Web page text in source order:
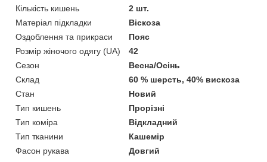
Кількість кишень
2 шт.
Матеріал підкладки
Віскоза
Оздоблення та прикраси
Пояс
Розмір жіночого одягу (UA)
42
Сезон
Весна/Осінь
Склад
60 % шерсть, 40% вискоза
Стан
Новий
Тип кишень
Прорізні
Тип коміра
Відкладний
Тип тканини
Кашемір
Фасон рукава
Довгий